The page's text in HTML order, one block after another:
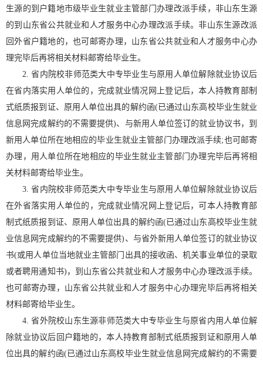
生源的到户籍地市级毕业生就业主管部门办理改派手续，非山东生源
的到山东省公共就业和人才服务中心办理改派手续。非山东生源改派
回外省户籍地的，也可邮寄办理，山东省公共就业和人才服务中心办
理完毕后再将相关材料邮寄给毕业生。
2. 省内院校非师范类大中专毕业生与原用人单位解除就业协议后
在省内落实用人单位的，完成就业情况网上登记后，本人持教育部制
式纸质报到证、原用人单位出具的解约函(已通过山东高校毕业生就业
信息网完成解约的不需要提供)、与新用人单位签订的就业协议书，到
新用人单位所在地相应的毕业生就业主管部门办理改派手续;也可邮寄
办理，用人单位所在地相应的毕业生就业主管部门办理完毕后再将相
关材料邮寄给毕业生。
3. 省内院校非师范类大中专毕业生与原用人单位解除就业协议后
在外省落实用人单位的，完成就业情况网上登记后，可本人持教育部
制式纸质报到证、原用人单位出具的解约函(已通过山东高校毕业生就
业信息网完成解约的不需要提供)、与省外新用人单位签订的就业协议
书(或用人单位当地就业主管部门出具的接收函、机关事业单位的录取
或者聘用通知书)，到山东省公共就业和人才服务中心办理改派手续。
也可邮寄办理，山东省公共就业和人才服务中心办理完毕后再将相关
材料邮寄给毕业生。
4. 省外院校山东生源非师范类大中专毕业生与原省内用人单位解
除就业协议后回户籍地的，本人持教育部制式纸质报到证和原用人单
位出具的解约函(已通过山东高校毕业生就业信息网完成解约的不需要